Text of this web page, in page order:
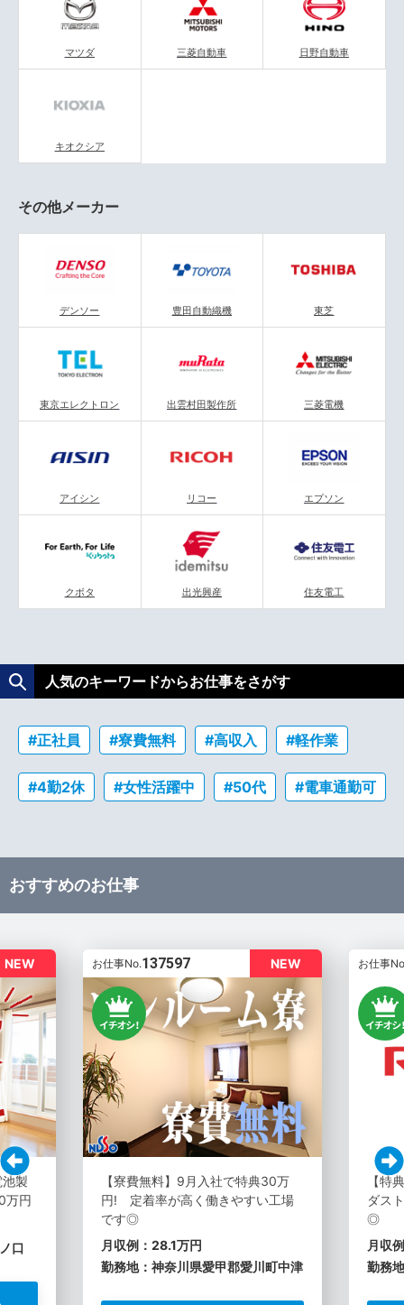
面接も丁寧でその後の対応も早く、信用できると
思いました。
いと思った。縁があれば、また相談したい。
マツダ 三菱自動車 日野自動車
キオクシア
その他メーカー
デンソー 豊田自動織機 東芝
東京エレクトロン 出雲村田製作所 三菱電機
アイシン リコー エプソン
クボタ 出光興産 住友電工
人気のキーワードからお仕事をさがす
#正社員 #寮費無料 #高収入 #軽作業
#4勤2休 #女性活躍中 #50代 #電車通勤可
おすすめのお仕事
NEW
製
万円
口
NEW
お仕事No.137597
【寮費無料】9月入社で特典30万
円! 定着率が高く働きやすい工場
です◎
月収例：28.1万円
勤務地：神奈川県愛甲郡愛川町中津
お仕事
【特
ダス
◎
月収
勤務